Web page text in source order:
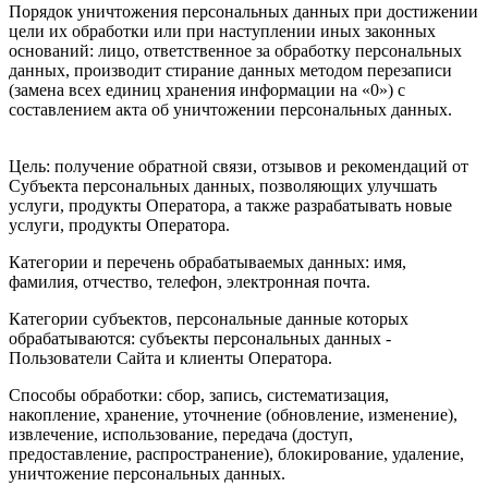
Порядок уничтожения персональных данных при достижении
цели их обработки или при наступлении иных законных
оснований: лицо, ответственное за обработку персональных
данных, производит стирание данных методом перезаписи
(замена всех единиц хранения информации на «0») с
составлением акта об уничтожении персональных данных.
Цель: получение обратной связи, отзывов и рекомендаций от
Субъекта персональных данных, позволяющих улучшать
услуги, продукты Оператора, а также разрабатывать новые
услуги, продукты Оператора.
Категории и перечень обрабатываемых данных: имя,
фамилия, отчество, телефон, электронная почта.
Категории субъектов, персональные данные которых
обрабатываются: субъекты персональных данных -
Пользователи Сайта и клиенты Оператора.
Способы обработки: сбор, запись, систематизация,
накопление, хранение, уточнение (обновление, изменение),
извлечение, использование, передача (доступ,
предоставление, распространение), блокирование, удаление,
уничтожение персональных данных.